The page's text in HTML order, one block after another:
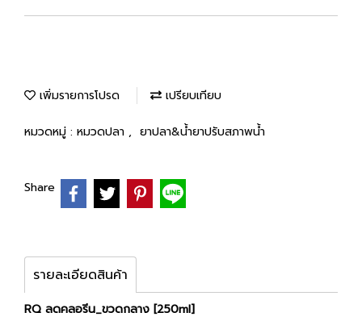
เพิ่มรายการโปรด เปรียบเทียบ
หมวดหมู่ : หมวดปลา , ยาปลา&น้ำยาปรับสภาพน้ำ
Share
รายละเอียดสินค้า
RQ ลดคลอรีน_ขวดกลาง [250ml]